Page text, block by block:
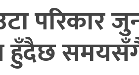
परिकार
हुँदैछ